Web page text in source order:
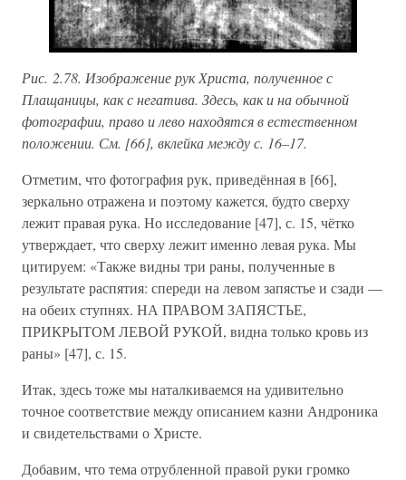
Рис. 2.78. Изображение рук Христа, полученное с
Плащаницы, как с негатива. Здесь, как и на обычной
фотографии, право и лево находятся в естественном
положении. См. [66], вклейка между с. 16–17.
Отметим, что фотография рук, приведённая в [66],
зеркально отражена и поэтому кажется, будто сверху
лежит правая рука. Но исследование [47], с. 15, чётко
утверждает, что сверху лежит именно левая рука. Мы
цитируем: «Также видны три раны, полученные в
результате распятия: спереди на левом запястье и сзади —
на обеих ступнях. НА ПРАВОМ ЗАПЯСТЬЕ,
ПРИКРЫТОМ ЛЕВОЙ РУКОЙ, видна только кровь из
раны» [47], с. 15.
Итак, здесь тоже мы наталкиваемся на удивительно
точное соответствие между описанием казни Андроника
и свидетельствами о Христе.
Добавим, что тема отрубленной правой руки громко